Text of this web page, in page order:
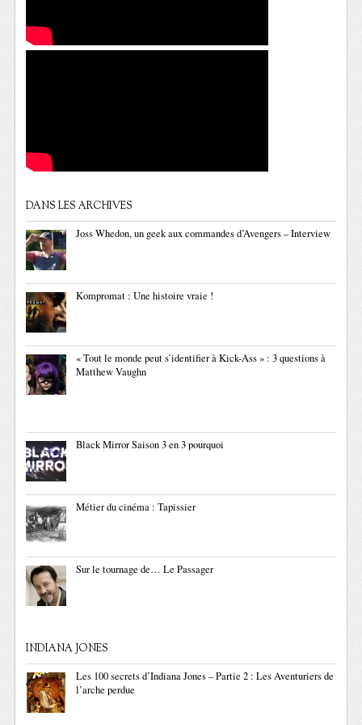
DANS LES ARCHIVES
Joss Whedon, un geek aux commandes d’Avengers – Interview
Kompromat : Une histoire vraie !
« Tout le monde peut s’identifier à Kick-Ass » : 3 questions à
Matthew Vaughn
Black Mirror Saison 3 en 3 pourquoi
Métier du cinéma : Tapissier
Sur le tournage de… Le Passager
INDIANA JONES
Les 100 secrets d’Indiana Jones – Partie 2 : Les Aventuriers de
l’arche perdue